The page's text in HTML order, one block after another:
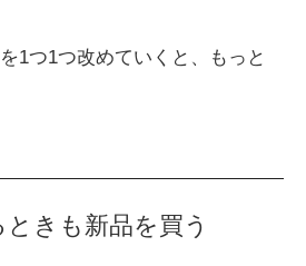
1つ1つ改めていくと、もっと
きも新品を買う